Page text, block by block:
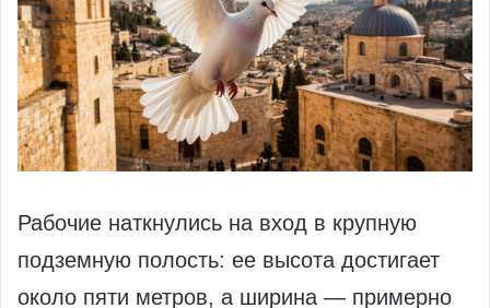
Рабочие наткнулись на вход в крупную
подземную полость: ее высота достигает
около пяти метров, а ширина — примерно